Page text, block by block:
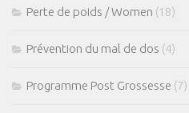
Perte de poids / Women (18)
Prévention du mal de dos (4)
Programme Post Grossesse (7)